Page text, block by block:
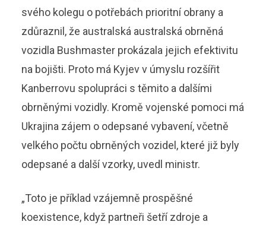
svého kolegu o potřebách prioritní obrany a
zdůraznil, že australská australská obrněná
vozidla Bushmaster prokázala jejich efektivitu
na bojišti. Proto má Kyjev v úmyslu rozšířit
Kanberrovu spolupráci s těmito a dalšími
obrněnými vozidly. Kromě vojenské pomoci má
Ukrajina zájem o odepsané vybavení, včetně
velkého počtu obrněných vozidel, které již byly
odepsané a další vzorky, uvedl ministr.
„Toto je příklad vzájemně prospěšné
koexistence, když partneři šetří zdroje a